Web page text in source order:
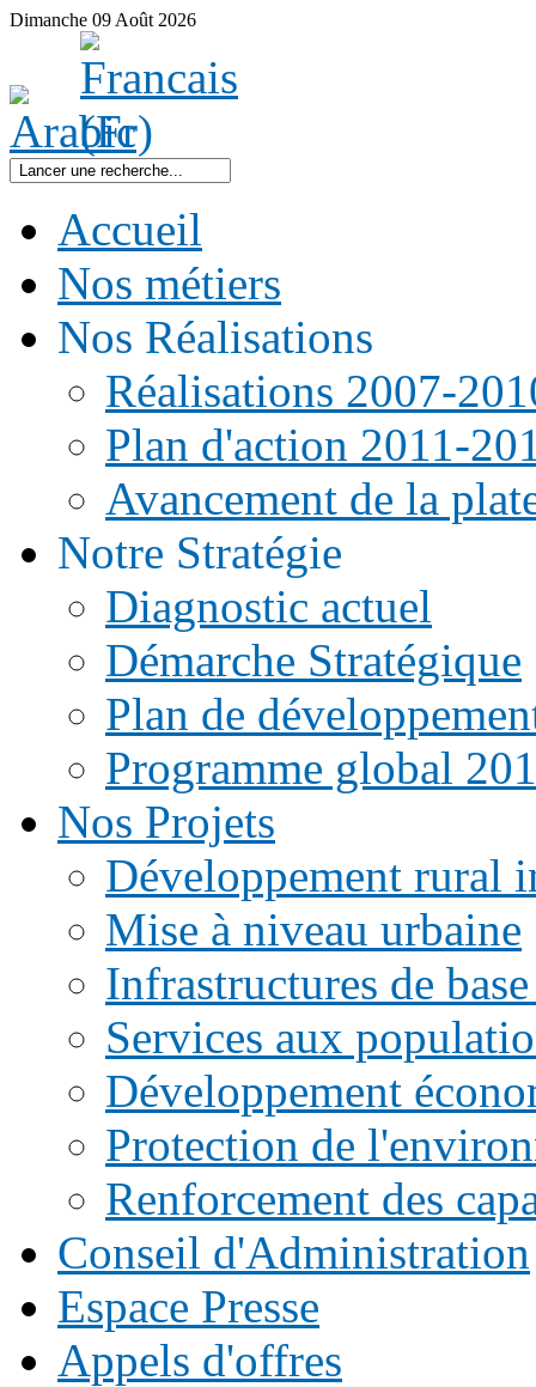
Dimanche 09 Août 2026
Accueil
Nos métiers
Nos Réalisations
Réalisations 2007-
Plan d'action 2011-
Avancement de la
Notre Stratégie
Diagnostic actuel
Démarche Stratégique
Plan de
Programme global
Nos Projets
Développement rural
Mise à niveau urbaine
Infrastructures de
Services aux
Développement
Protection de
Renforcement des
Conseil d'Administration
Espace Presse
Appels d'offres